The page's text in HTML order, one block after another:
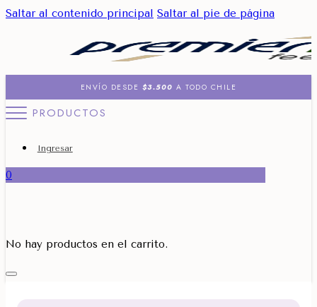
Saltar al contenido principal Saltar al pie de página
ENVÍO DESDE $3.500 A TODO CHILE
PRODUCTOS
Ingresar
0
No hay productos en el carrito.